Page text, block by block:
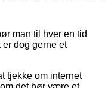
man til hver en tid
dog gerne et
tjekke om internet